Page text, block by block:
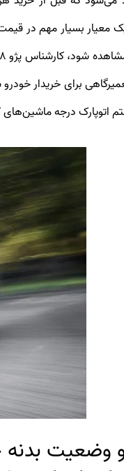
برای خریدار
اتوپارک درجه ماشین‌های
بدنه